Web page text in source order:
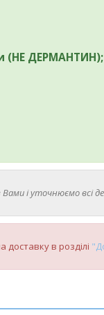
(НЕ ДЕРМАНТИН);
і уточнюємо всі
в розділі